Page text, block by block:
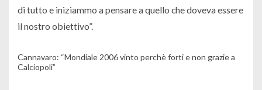
di tutto e iniziammo a pensare a quello che doveva essere
il nostro obiettivo”.
Cannavaro: “Mondiale 2006 vinto perchè forti e non grazie a
Calciopoli”